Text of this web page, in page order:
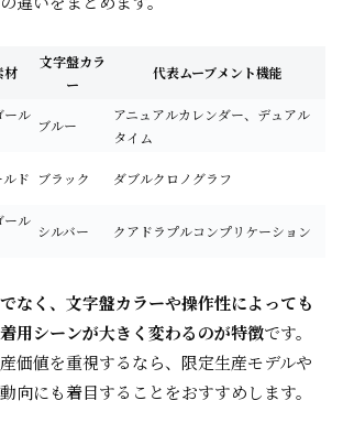
材
文字盤カラ
ー
代表ムーブメント機能
ール
ブルー
アニュアルカレンダー、デュアル
タイム
ルド ブラック ダブルクロノグラフ
ール
シルバー クアドラプルコンプリケーション
なく、文字盤カラーや操作性によっても
用シーンが大きく変わるのが特徴です。
価値を重視するなら、限定生産モデルや
向にも着目することをおすすめします。